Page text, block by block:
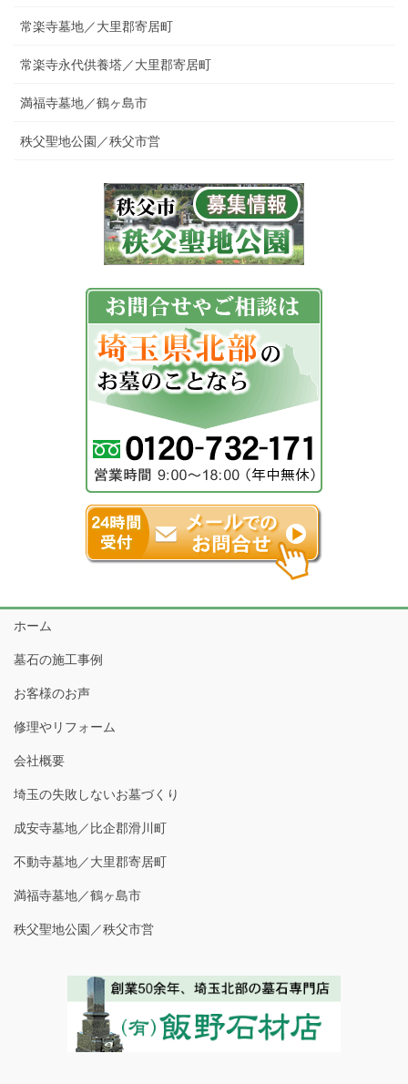
常楽寺墓地／大里郡寄居町
常楽寺永代供養塔／大里郡寄居町
満福寺墓地／鶴ヶ島市
秩父聖地公園／秩父市営
ホーム
墓石の施工事例
お客様のお声
修理やリフォーム
会社概要
埼玉の失敗しないお墓づくり
成安寺墓地／比企郡滑川町
不動寺墓地／大里郡寄居町
満福寺墓地／鶴ヶ島市
秩父聖地公園／秩父市営